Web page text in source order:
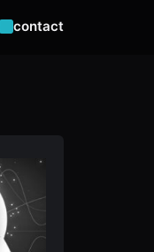
contact